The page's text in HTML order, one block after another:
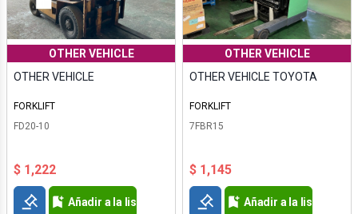
OTHER VEHICLE
OTHER VEHICLE
FORKLIFT
FD20-10
$ 1,222
Añadir a la lista de deseos
OTHER VEHICLE
OTHER VEHICLE TOYOTA
FORKLIFT
7FBR15
$ 1,145
Añadir a la lista de